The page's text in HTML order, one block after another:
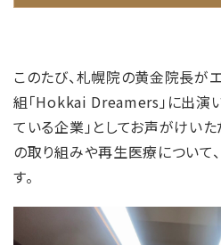
このたび、札幌院の黄金院長が
組「Hokkai Dreamers」に出演
ている企業」としてお声がけいた
の取り組みや再生医療について
す。